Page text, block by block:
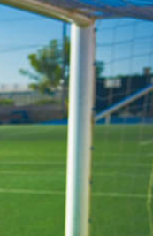
در
ایران
خوش
آمدید
/